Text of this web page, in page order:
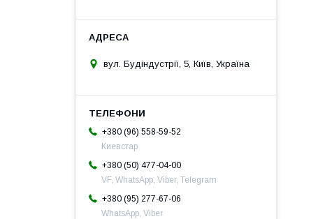
вул. Будіндустрії, 5, Київ, Україна
+380 (96) 558-59-52
Киевстар
+380 (50) 477-04-00
VF, WhatsApp, Viber, Telegram
+380 (95) 277-67-06
WhatsApp, Viber